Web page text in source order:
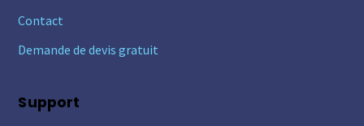
Contact
Demande de devis gratuit
Support